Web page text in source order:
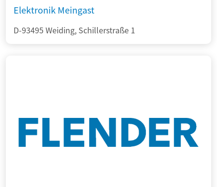
Elektronik Meingast
D-93495 Weiding, Schillerstraße 1